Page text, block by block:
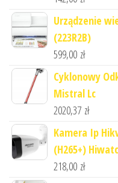
Urządzenie
(223R2B)
599,00 zł
Cyklonowy
Mistral Lc
2020,37 zł
Kamera Ip
(H265+)
218,00 zł